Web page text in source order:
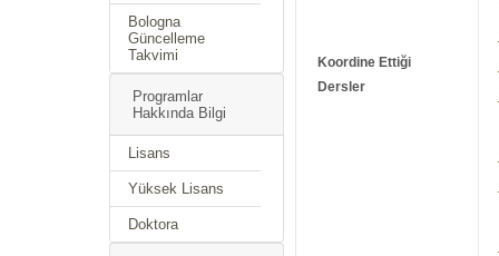
Bologna
Güncelleme
Takvimi
Programlar
Hakkında Bilgi
Lisans
Yüksek Lisans
Doktora
Koordine Ettiği
Dersler